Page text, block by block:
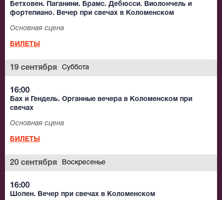
Бетховен. Паганини. Брамс. Дебюсси. Виолончель и
фортепиано. Вечер при свечах в Коломенском
Основная сцена
БИЛЕТЫ
19 сентября Суббота
16:00
Бах и Гендель. Органные вечера в Коломенском при
свечах
Основная сцена
БИЛЕТЫ
20 сентября Воскресенье
16:00
Шопен. Вечер при свечах в Коломенском